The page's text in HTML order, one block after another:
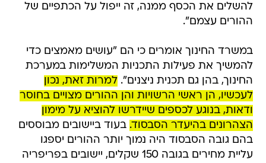
להשלים את הכסף ממנה, זה ייפול על הכתפיים של
ההורים עצמם".
במשרד החינוך אומרים כי הם "עושים מאמצים כדי
להמשיך את פעילות התכניות המשלימות במערכת
החינוך, בהן גם תכנית ניצנים".למרות זאת, נכון
לעכשיו, הן ראשי הרשויות והן ההורים מצויים בחוסר
ודאות, בנוגע לכספים שיידרשו להוציא על מימון
הצהרונים בהיעדר הסבסוד. בעוד ביישובים מבוססים
בהם גובה הסבסוד היה נמוך יותר ההורים יספגו
עליית מחירים בגובה 150 שקלים, יישובים בפריפריה